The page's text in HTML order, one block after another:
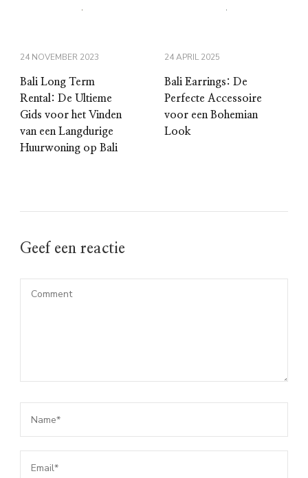
24 NOVEMBER 2023
Bali Long Term
Rental: De Ultieme
Gids voor het Vinden
van een Langdurige
Huurwoning op Bali
24 APRIL 2025
Bali Earrings: De
Perfecte Accessoire
voor een Bohemian
Look
Geef een reactie